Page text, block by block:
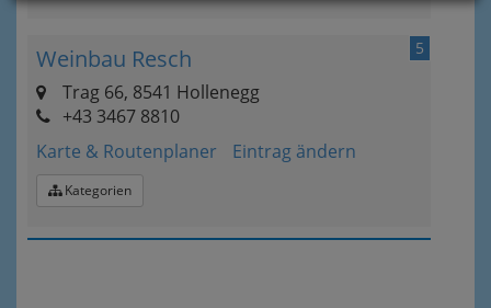
5
Weinbau Resch
Trag 66, 8541 Hollenegg
+43 3467 8810
Karte & Routenplaner
Eintrag ändern
Kategorien